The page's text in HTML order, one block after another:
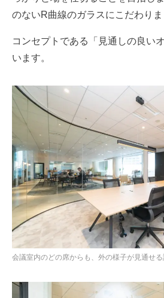
のないR曲線のガラスにこだわりま
コンセプトである「見通しの良い
います。
会議室内のどの席からも、外の様子が見通せ